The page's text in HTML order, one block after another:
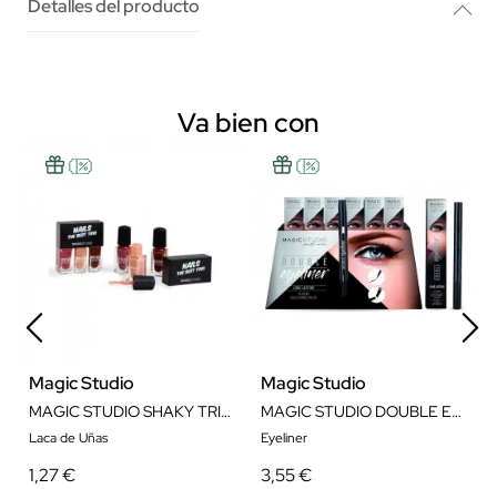
Detalles del producto
Va bien con
Magic Studio
MAGIC STUDIO SHAKY TRIO NAILS
Laca de Uñas
1,27 €
Magic Studio
MAGIC STUDIO DOUBLE EYELINER
Eyeliner
3,55 €